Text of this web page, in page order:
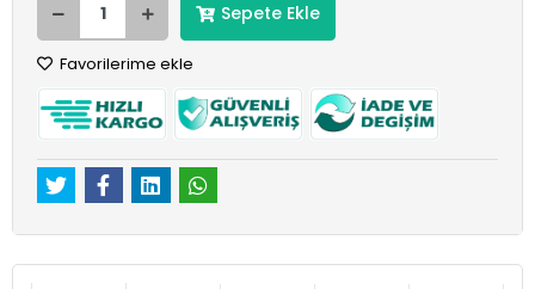
Sepete Ekle
Favorilerime ekle